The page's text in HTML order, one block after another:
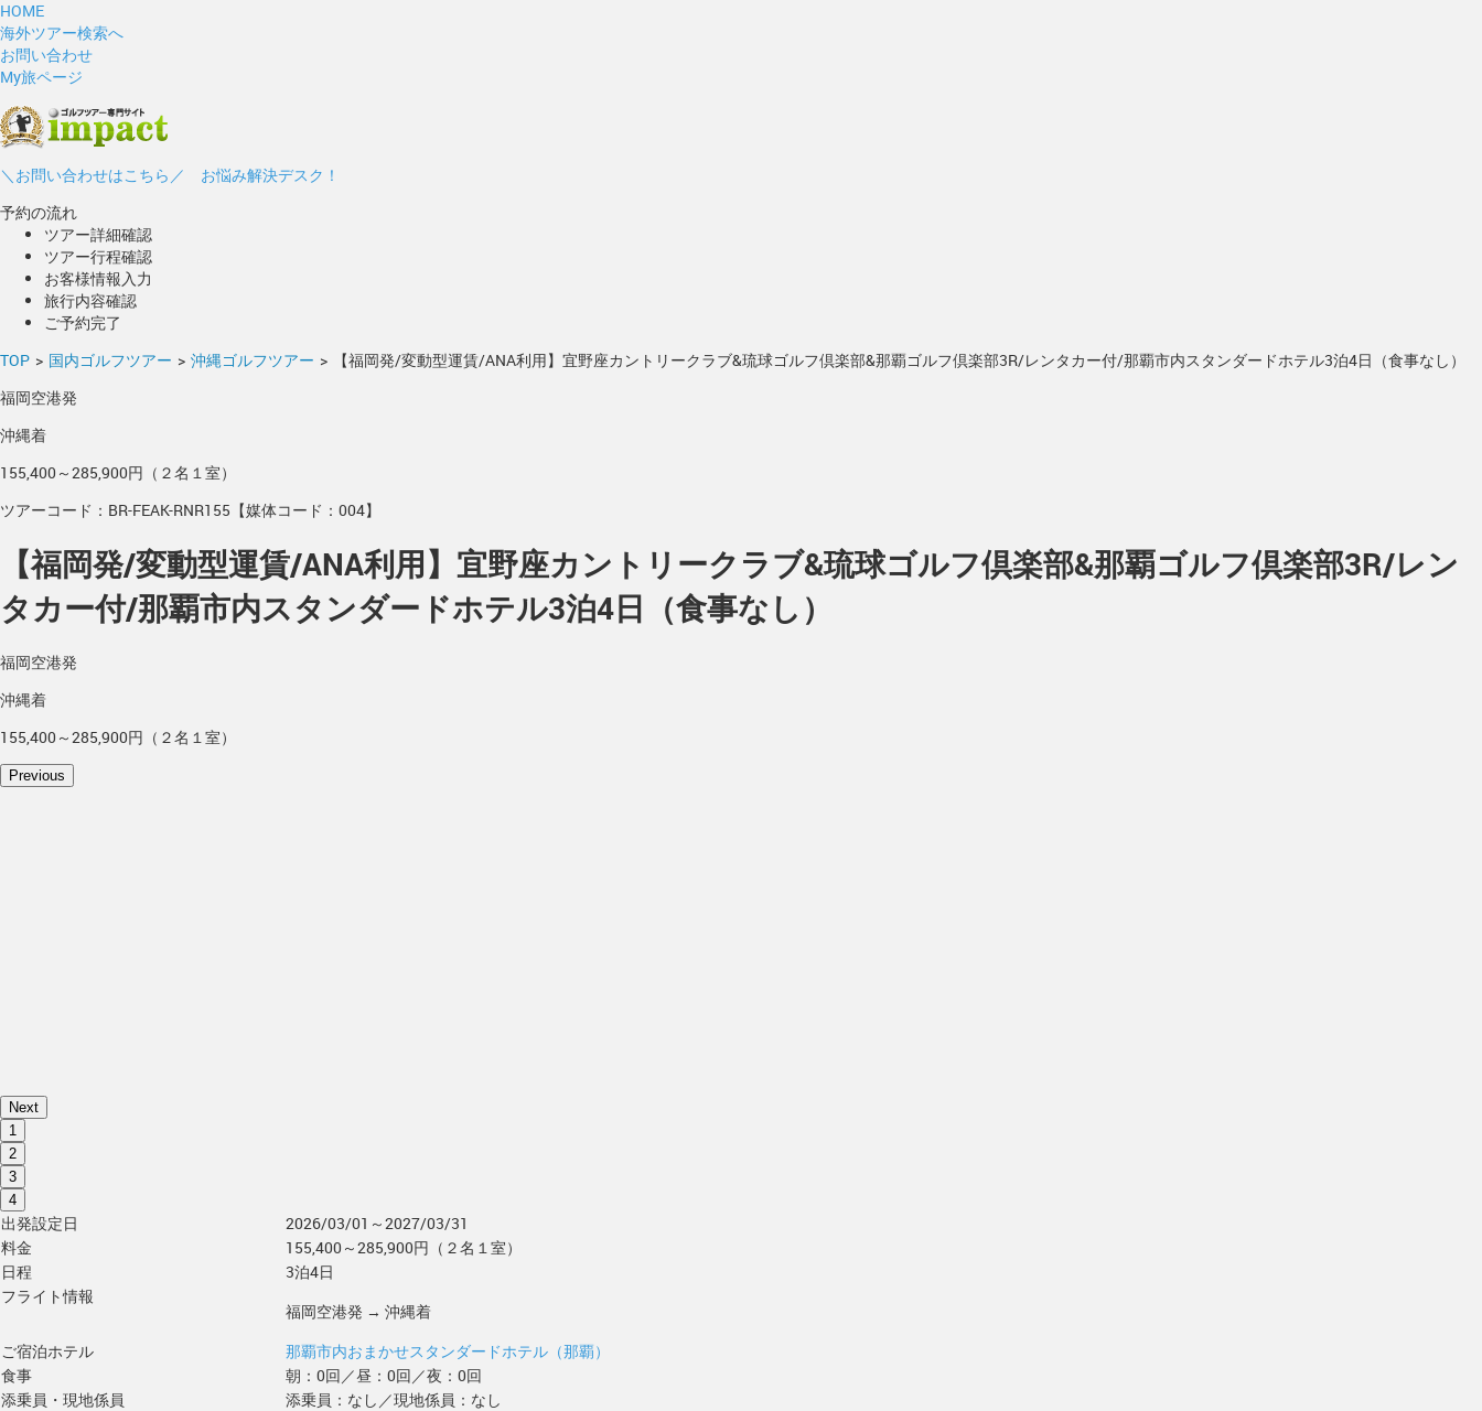
HOME
海外ツアー検索へ
お問い合わせ
My旅ページ
＼お問い合わせはこちら／ お悩み解決デスク！
予約の流れ
ツアー詳細確認
ツアー行程確認
お客様情報入力
旅行内容確認
ご予約完了
TOP > 国内ゴルフツアー > 沖縄ゴルフツアー >
【福岡発/変動型運賃/ANA利用】宜野座カントリークラブ&琉球ゴルフ倶楽部&那覇ゴルフ倶楽部3R/レンタカー付/那覇市内スタンダードホテル3泊4日（食事なし）
福岡空港発
沖縄着
155,400～285,900円（２名１室）
ツアーコード：BR-FEAK-RNR155【媒体コード：004】
【福岡発/変動型運賃/ANA利用】宜野座カントリークラブ&琉球ゴルフ倶楽部&那覇ゴルフ倶楽部3R/レン
タカー付/那覇市内スタンダードホテル3泊4日（食事なし）
福岡空港発
沖縄着
155,400～285,900円（２名１室）
Previous
Next
1
2
3
4
出発設定日
2026/03/01～2027/03/31
料金
155,400～285,900円（２名１室）
日程
3泊4日
フライト情報
福岡空港発 → 沖縄着
ご宿泊ホテル
那覇市内おまかせスタンダードホテル（那覇）
食事
朝：0回／昼：0回／夜：0回
添乗員・現地係員
添乗員：なし／現地係員：なし